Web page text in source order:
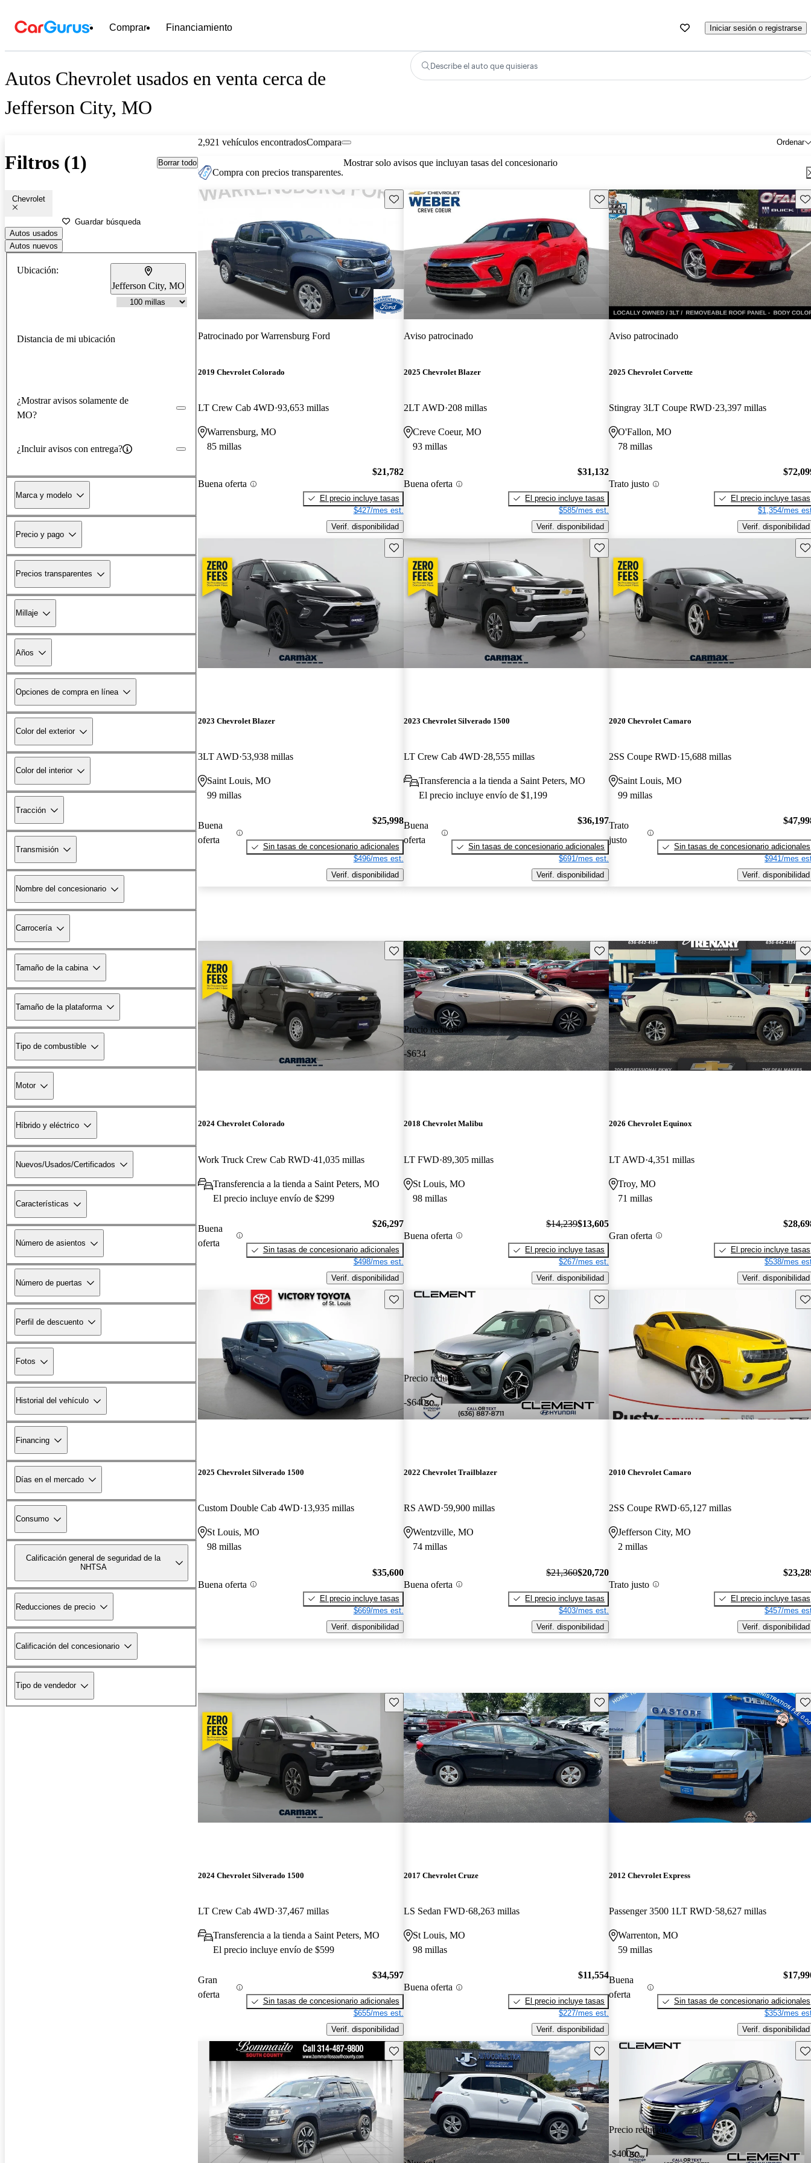
Comprar Financiamiento Iniciar sesión o registrarse
Autos Chevrolet usados en venta cerca de
Jefferson City, MO
Describe el auto que quisieras
Filtros (1) Borrar todo
Chevrolet
Guardar búsqueda
Autos usados
Autos nuevos
Ubicación:
Jefferson City, MO
Distancia de mi ubicación
¿Mostrar avisos solamente de
MO?
¿Incluir avisos con entrega?
Marca y modelo
Precio y pago
Precios transparentes
Millaje
Años
Opciones de compra en línea
Color del exterior
Color del interior
Tracción
Transmisión
Nombre del concesionario
Carrocería
Tamaño de la cabina
Tamaño de la plataforma
Tipo de combustible
Motor
Híbrido y eléctrico
Nuevos/Usados/Certificados
Características
Número de asientos
Número de puertas
Perfil de descuento
Fotos
Historial del vehículo
Financing
Días en el mercado
Consumo
Calificación general de seguridad de la
NHTSA
Reducciones de precio
Calificación del concesionario
Tipo de vendedor
2,921 vehículos encontrados Ordenar
Compara
Compra con precios transparentes.
Mostrar solo avisos que incluyan tasas del concesionario
Guarda este Aviso
Patrocinado porWarrensburg Ford
2019 Chevrolet Colorado
LT Crew Cab 4WD 93,653 millas
Warrensburg, MO
85 millas
Buena oferta
$21,782
El precio incluye tasas
$427/mes est.
Verif. disponibilidad
Guarda este Aviso
Aviso patrocinado
2025 Chevrolet Blazer
2LT AWD 208 millas
Creve Coeur, MO
93 millas
Buena oferta
$31,132
El precio incluye tasas
$585/mes est.
Verif. disponibilidad
Aviso patrocinado
2025 Chevrolet Corvette
Stingray 3LT Coupe RWD 23,397 millas
O'Fallon, MO
78 millas
Trato justo
El precio incluye tasas
$1,354/mes
Verif. disponibilidad
Guarda este Aviso
2023 Chevrolet Blazer
3LT AWD 53,938 millas
Saint Louis, MO
99 millas
Buena
oferta
$25,998
Sin tasas de concesionario adicionales
$496/mes est.
Verif. disponibilidad
Guarda este Aviso
2023 Chevrolet Silverado 1500
LT Crew Cab 4WD 28,555 millas
Transferencia a la tienda a Saint Peters, MO
El precio incluye envío de $1,199
Buena
oferta
$36,197
Sin tasas de concesionario adicionales
$691/mes est.
Verif. disponibilidad
2020 Chevrolet Camaro
2SS Coupe RWD 15,688 millas
Saint Louis, MO
99 millas
Trato
justo
Sin tasas de concesionario adicionales
$941/mes
Verif. disponibilidad
Guarda este Aviso
2024 Chevrolet Colorado
Work Truck Crew Cab RWD 41,035 millas
Transferencia a la tienda a Saint Peters, MO
El precio incluye envío de $299
Buena
oferta
$26,297
Sin tasas de concesionario adicionales
$498/mes est.
Verif. disponibilidad
Precio reducido
-$634
Guarda este Aviso
2018 Chevrolet Malibu
LT FWD 89,305 millas
St Louis, MO
98 millas
Buena oferta
$14,239$13,605
El precio incluye tasas
$267/mes est.
Verif. disponibilidad
2026 Chevrolet Equinox
LT AWD 4,351 millas
Troy, MO
71 millas
Gran oferta
El precio incluye tasas
$538/mes
Verif. disponibilidad
Guarda este Aviso
2025 Chevrolet Silverado 1500
Custom Double Cab 4WD 13,935 millas
St Louis, MO
98 millas
Buena oferta
$35,600
El precio incluye tasas
$669/mes est.
Verif. disponibilidad
Precio reducido
-$640
Guarda este Aviso
2022 Chevrolet Trailblazer
RS AWD 59,900 millas
Wentzville, MO
74 millas
Buena oferta
$21,360$20,720
El precio incluye tasas
$403/mes est.
Verif. disponibilidad
2010 Chevrolet Camaro
2SS Coupe RWD 65,127 millas
Jefferson City, MO
2 millas
Trato justo
El precio incluye tasas
$457/mes
Verif. disponibilidad
Guarda este Aviso
2024 Chevrolet Silverado 1500
LT Crew Cab 4WD 37,467 millas
Transferencia a la tienda a Saint Peters, MO
El precio incluye envío de $599
Gran
oferta
$34,597
Sin tasas de concesionario adicionales
$655/mes est.
Verif. disponibilidad
Guarda este Aviso
2017 Chevrolet Cruze
LS Sedan FWD 68,263 millas
St Louis, MO
98 millas
Buena oferta
$11,554
El precio incluye tasas
$227/mes est.
Verif. disponibilidad
2012 Chevrolet Express
Passenger 3500 1LT RWD 58,627 millas
Warrenton, MO
59 millas
Buena
oferta
Sin tasas de concesionario adicionales
$353/mes
Verif. disponibilidad
Guarda este Aviso Guarda este Aviso
Precio reducido
-$400